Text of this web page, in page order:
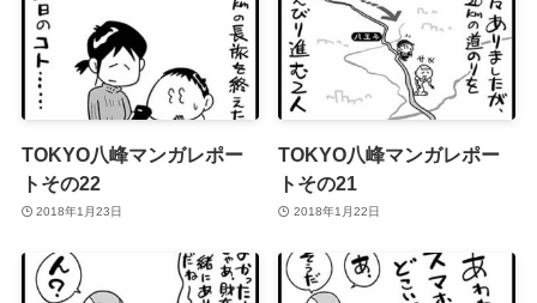
TOKYO八峰マンガレポー
トその22
2018年1月23日
TOKYO八峰マンガレポー
トその21
2018年1月22日